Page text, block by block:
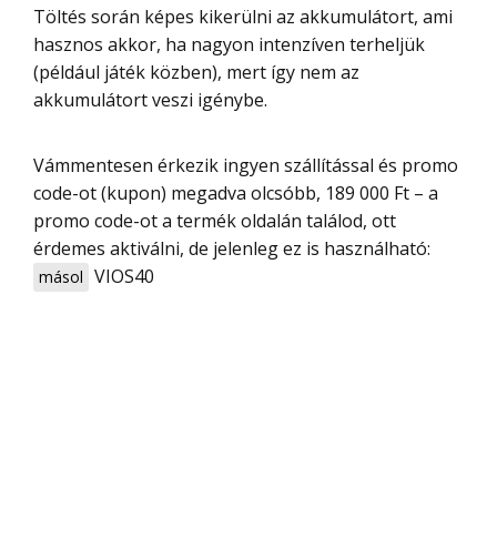
Töltés során képes kikerülni az akkumulátort, ami
hasznos akkor, ha nagyon intenzíven terheljük
(például játék közben), mert így nem az
akkumulátort veszi igénybe.
Vámmentesen érkezik ingyen szállítással és promo
code-ot (kupon) megadva olcsóbb, 189 000 Ft – a
promo code-ot a termék oldalán találod, ott
érdemes aktiválni, de jelenleg ez is használható:
másol VIOS40